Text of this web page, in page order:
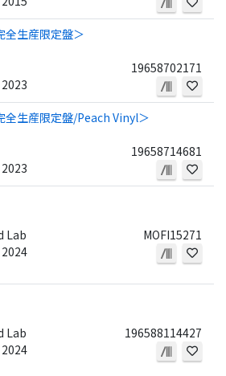
生産限定盤＞
19658702171
2023
生産限定盤/Peach Vinyl＞
19658714681
2023
Lab
MOFI15271
2024
Lab
196588114427
2024